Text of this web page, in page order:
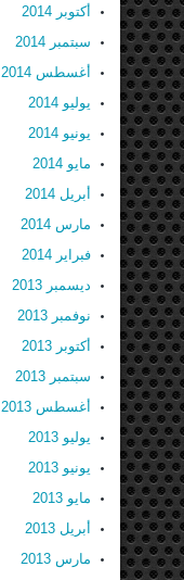
أكتوبر 2014
سبتمبر 2014
أغسطس 2014
يوليو 2014
يونيو 2014
مايو 2014
أبريل 2014
مارس 2014
فبراير 2014
ديسمبر 2013
نوفمبر 2013
أكتوبر 2013
سبتمبر 2013
أغسطس 2013
يوليو 2013
يونيو 2013
مايو 2013
أبريل 2013
مارس 2013